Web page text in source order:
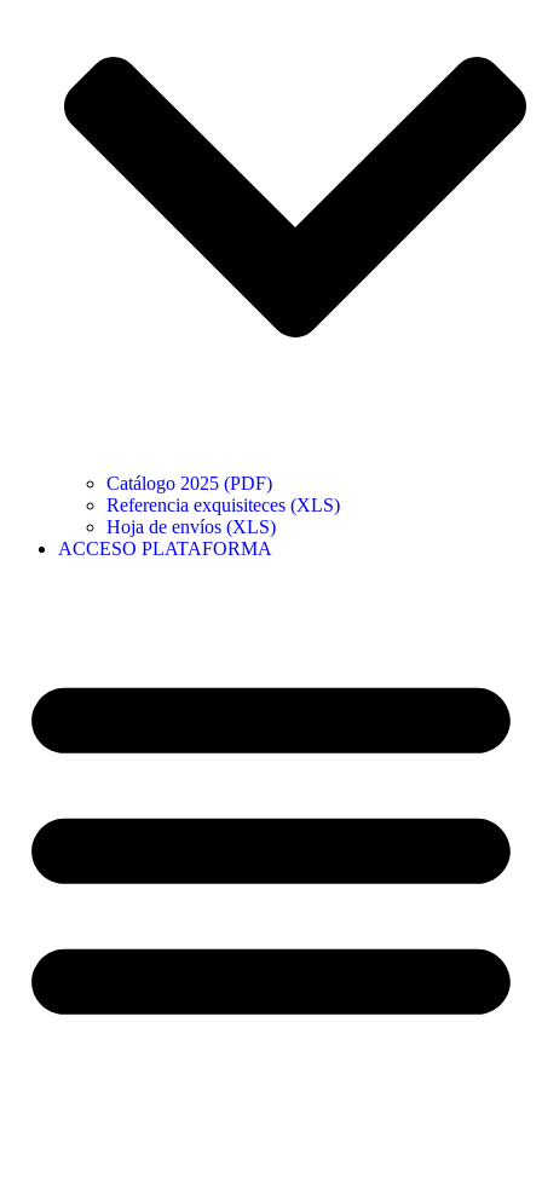
Catálogo 2025 (PDF)
Referencia exquisiteces (XLS)
Hoja de envíos (XLS)
ACCESO PLATAFORMA